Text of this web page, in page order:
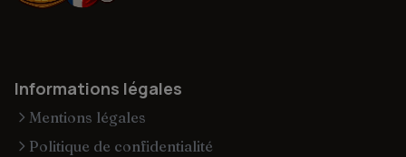
Informations légales
Mentions légales
Politique de confidentialité